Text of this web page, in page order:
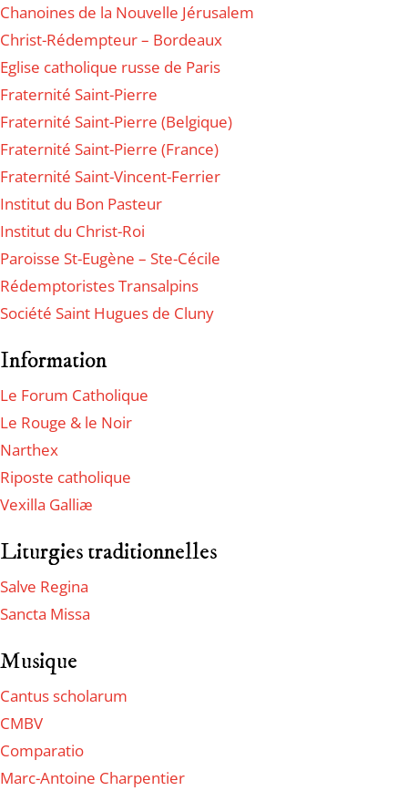
Chanoines de la Nouvelle Jérusalem
Christ-Rédempteur – Bordeaux
Eglise catholique russe de Paris
Fraternité Saint-Pierre
Fraternité Saint-Pierre (Belgique)
Fraternité Saint-Pierre (France)
Fraternité Saint-Vincent-Ferrier
Institut du Bon Pasteur
Institut du Christ-Roi
Paroisse St-Eugène – Ste-Cécile
Rédemptoristes Transalpins
Société Saint Hugues de Cluny
Information
Le Forum Catholique
Le Rouge & le Noir
Narthex
Riposte catholique
Vexilla Galliæ
Liturgies traditionnelles
Salve Regina
Sancta Missa
Musique
Cantus scholarum
CMBV
Comparatio
Marc-Antoine Charpentier